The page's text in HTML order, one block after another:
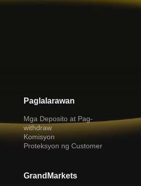
Paglalarawan
Mga Deposito at Pag-
withdraw
Komisyon
Proteksyon ng Customer
GrandMarkets